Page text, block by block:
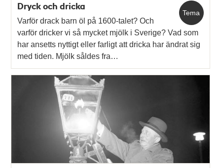
Tema
Dryck och dricka
Varför drack barn öl på 1600-talet? Och
varför dricker vi så mycket mjölk i Sverige? Vad som
har ansetts nyttigt eller farligt att dricka har ändrat sig
med tiden. Mjölk såldes fra…